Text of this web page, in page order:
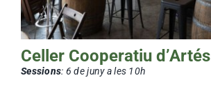
Celler Cooperatiu d’Artés
Sessions: 6 de juny a les 10h